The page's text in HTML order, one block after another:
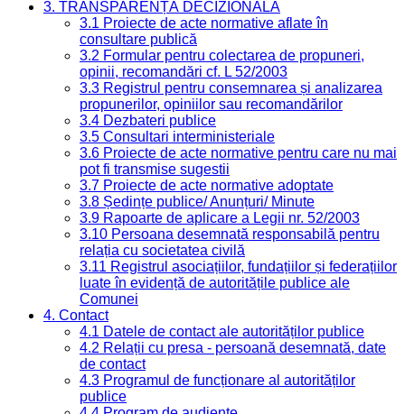
3. TRANSPARENȚĂ DECIZIONALĂ
3.1 Proiecte de acte normative aflate în
consultare publică
3.2 Formular pentru colectarea de propuneri,
opinii, recomandări cf. L 52/2003
3.3 Registrul pentru consemnarea și analizarea
propunerilor, opiniilor sau recomandărilor
3.4 Dezbateri publice
3.5 Consultari interministeriale
3.6 Proiecte de acte normative pentru care nu mai
pot fi transmise sugestii
3.7 Proiecte de acte normative adoptate
3.8 Ședințe publice/ Anunțuri/ Minute
3.9 Rapoarte de aplicare a Legii nr. 52/2003
3.10 Persoana desemnată responsabilă pentru
relația cu societatea civilă
3.11 Registrul asociațiilor, fundațiilor și federațiilor
luate în evidență de autoritățile publice ale
Comunei
4. Contact
4.1 Datele de contact ale autorităților publice
4.2 Relații cu presa - persoană desemnată, date
de contact
4.3 Programul de funcționare al autorităților
publice